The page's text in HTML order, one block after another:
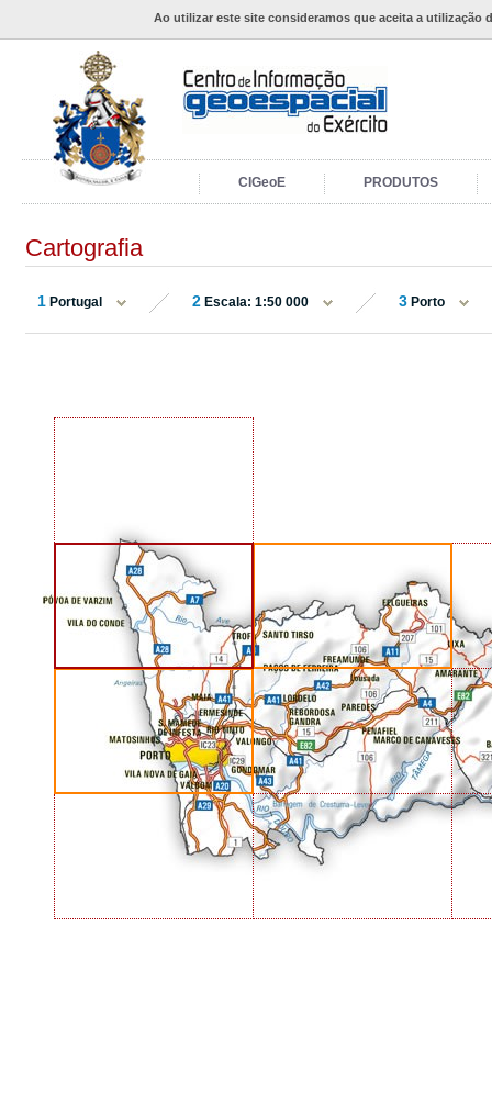
Ao utilizar este site consideramos que aceita a utilização
CIGeoE PRODUTOS
Cartografia
1 Portugal 2 Escala: 1:50 000 3 Porto